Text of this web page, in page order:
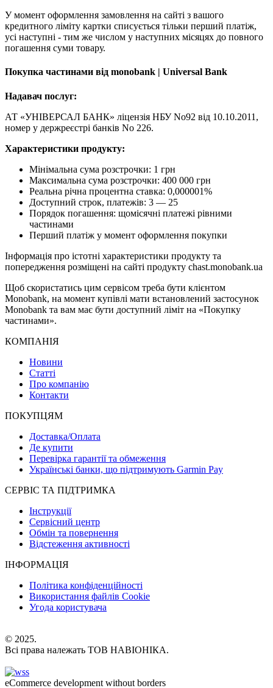
У момент оформлення замовлення на сайті з вашого
кредитного ліміту картки списується тільки перший платіж,
усі наступні - тим же числом у наступних місяцях до повного
погашення суми товару.
Покупка частинами від monobank | Universal Bank
Надавач послуг:
АТ «УНІВЕРСАЛ БАНК» ліцензія НБУ No92 від 10.10.2011,
номер у держреєстрі банків No 226.
Характеристики продукту:
Мінімальна сума розстрочки: 1 грн
Максимальна сума розстрочки: 400 000 грн
Реальна річна процентна ставка: 0,000001%
Доступний строк, платежів: 3 — 25
Порядок погашення: щомісячні платежі рівними
частинами
Перший платіж у момент оформлення покупки
Інформація про істотні характеристики продукту та
попередження розміщені на сайті продукту chast.monobank.ua
Щоб скористатись цим сервісом треба бути клієнтом
Monobank, на момент купівлі мати встановлений застосунок
Monobank та вам має бути доступний ліміт на «Покупку
частинами».
КОМПАНІЯ
Новини
Статті
Про компанію
Контакти
ПОКУПЦЯМ
Доставка/Оплата
Де купити
Перевірка гарантії та обмеження
Українські банки, що підтримують Garmin Pay
СЕРВІС ТА ПІДТРИМКА
Інструкції
Сервісний центр
Обмін та повернення
Відстеження активності
ІНФОРМАЦІЯ
Політика конфіденційності
Використання файлів Cookie
Угода користувача
© 2025.
Всі права належать ТОВ НАВІОНІКА.
eCommerce development without borders